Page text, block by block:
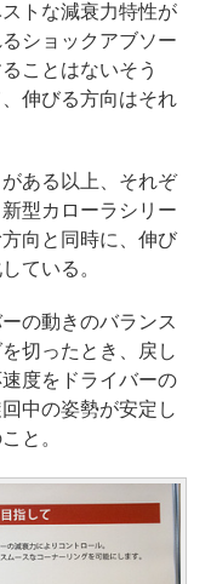
トな減衰力特性が
ショックアブソー
ことはないそう
伸びる方向はそれ
ある以上、それぞ
型カローラシリー
向と同時に、伸び
ている。
の動きのバランス
切ったとき、戻し
度をドライバーの
中の姿勢が安定し
と。